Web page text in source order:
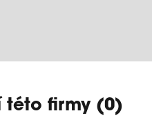
této firmy (0)